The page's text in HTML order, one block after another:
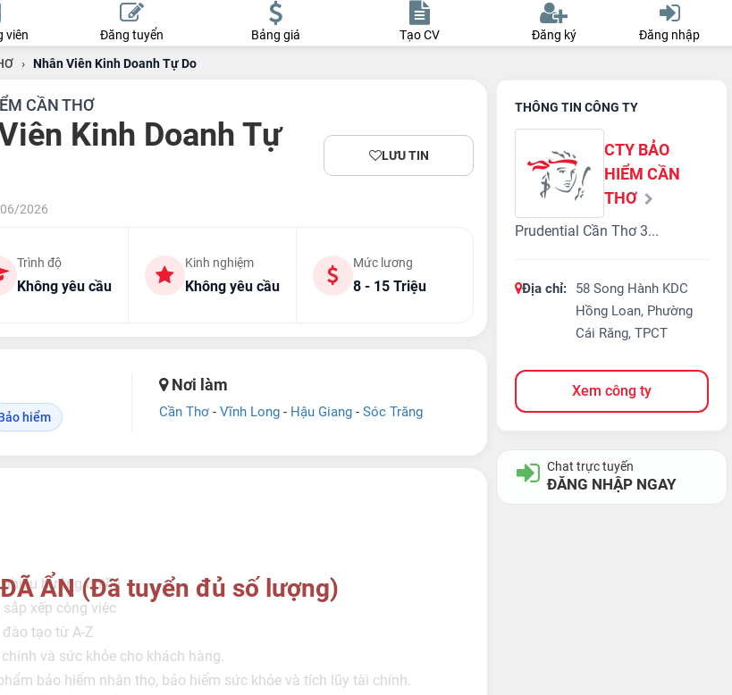
viên Đăng tuyển Bảng giá Tạo CV Đăng ký Đăng nhập
› Nhân Viên Kinh Doanh Tự Do
CẦN THƠ
Kinh Doanh Tự
2026
LƯU TIN
Trình độ
Không yêu cầu
Kinh nghiệm
Không yêu cầu
Mức lương
8 - 15 Triệu
hiểm
Nơi làm
Cần Thơ- Vĩnh Long- Hậu Giang- Sóc Trăng
ẨN (Đã tuyển đủ số lượng)
hưởng nhiều
xếp công việc
tạo từ A-Z
và sức khỏe cho khách hàng.
bảo hiểm nhân thọ, bảo hiểm sức khỏe và tích lũy tài chính.
THÔNG TIN CÔNG TY
CTY BẢO
HIỂM CẦN
THƠ
Prudential Cần Thơ 3...
Địa chỉ:
58 Song Hành KDC
Hồng Loan, Phường
Cái Răng, TPCT
Xem công ty
Chat trực tuyến
ĐĂNG NHẬP NGAY